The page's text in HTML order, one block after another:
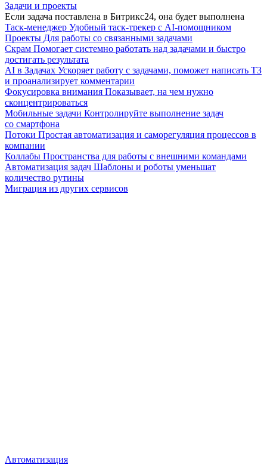
Задачи и проекты
Если задача поставлена в Битрикс24, она будет выполнена
Таск-менеджер Удобный таск-трекер с AI-помощником
Проекты Для работы со связанными задачами
Скрам Помогает системно работать над задачами и быстро
достигать результата
AI в Задачах Ускоряет работу с задачами, поможет написать ТЗ
и проанализирует комментарии
Фокусировка внимания Показывает, на чем нужно
сконцентрироваться
Мобильные задачи Контролируйте выполнение задач
со смартфона
Потоки Простая автоматизация и саморегуляция процессов в
компании
Коллабы Пространства для работы с внешними командами
Автоматизация задач Шаблоны и роботы уменьшат
количество рутины
Миграция из других сервисов
Автоматизация